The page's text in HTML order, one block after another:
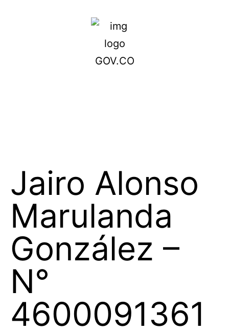
Jairo Alonso
Marulanda
González –
N°
4600091361